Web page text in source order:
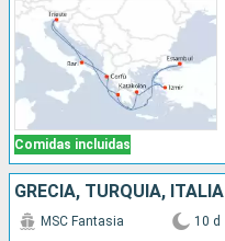
Comidas incluidas
GRECIA, TURQUÍA, ITALIA
MSC Fantasia 10 d